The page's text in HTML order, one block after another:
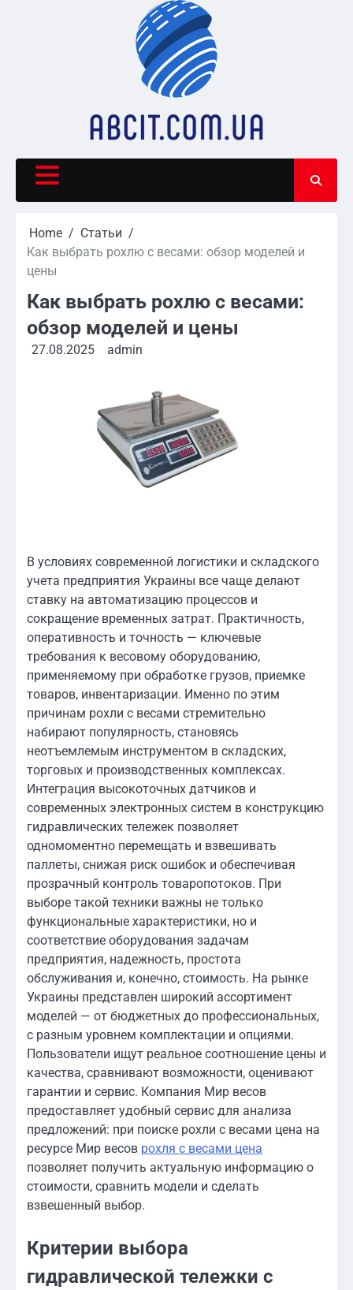
Home
Статьи
Как выбрать рохлю с весами: обзор моделей и
цены
Как выбрать рохлю с весами:
обзор моделей и цены
27.08.2025 admin
В условиях современной логистики и складского
учета предприятия Украины все чаще делают
ставку на автоматизацию процессов и
сокращение временных затрат. Практичность,
оперативность и точность — ключевые
требования к весовому оборудованию,
применяемому при обработке грузов, приемке
товаров, инвентаризации. Именно по этим
причинам рохли с весами стремительно
набирают популярность, становясь
неотъемлемым инструментом в складских,
торговых и производственных комплексах.
Интеграция высокоточных датчиков и
современных электронных систем в конструкцию
гидравлических тележек позволяет
одномоментно перемещать и взвешивать
паллеты, снижая риск ошибок и обеспечивая
прозрачный контроль товаропотоков. При
выборе такой техники важны не только
функциональные характеристики, но и
соответствие оборудования задачам
предприятия, надежность, простота
обслуживания и, конечно, стоимость. На рынке
Украины представлен широкий ассортимент
моделей — от бюджетных до профессиональных,
с разным уровнем комплектации и опциями.
Пользователи ищут реальное соотношение цены и
качества, сравнивают возможности, оценивают
гарантии и сервис. Компания Мир весов
предоставляет удобный сервис для анализа
предложений: при поиске рохли с весами цена на
ресурсе Мир весов рохля с весами цена
позволяет получить актуальную информацию о
стоимости, сравнить модели и сделать
взвешенный выбор.
Критерии выбора
гидравлической тележки с